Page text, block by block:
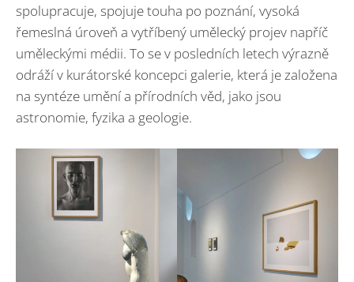
spolupracuje, spojuje touha po poznání, vysoká
řemeslná úroveň a vytříbený umělecký projev napříč
uměleckými médii. To se v posledních letech výrazně
odráží v kurátorské koncepci galerie, která je založena
na syntéze umění a přírodních věd, jako jsou
astronomie, fyzika a geologie.